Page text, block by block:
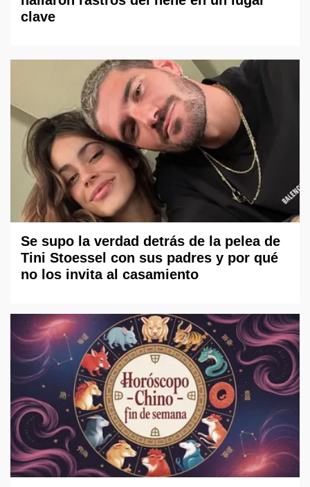
clave
Se supo la verdad detrás de la pelea de
Tini Stoessel con sus padres y por qué
no los invita al casamiento